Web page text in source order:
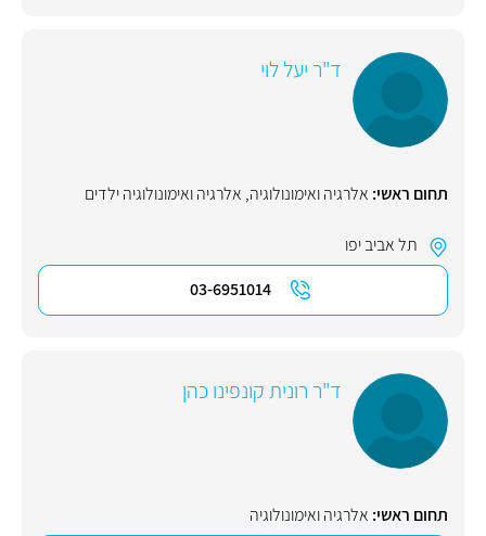
ד"ר יעל לוי
תחום ראשי: אלרגיה ואימונולוגיה, אלרגיה ואימונולוגיה ילדים
תל אביב יפו
03-6951014
ד"ר רונית קונפינו כהן
תחום ראשי: אלרגיה ואימונולוגיה